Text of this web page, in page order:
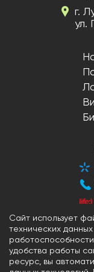
г.
ул.
Сайт использует
технических
удобства работы
ресурс, вы